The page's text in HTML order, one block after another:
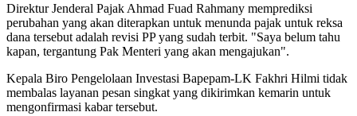
Direktur Jenderal Pajak Ahmad Fuad Rahmany memprediksi
perubahan yang akan diterapkan untuk menunda pajak untuk reksa
dana tersebut adalah revisi PP yang sudah terbit. "Saya belum tahu
kapan, tergantung Pak Menteri yang akan mengajukan".
Kepala Biro Pengelolaan Investasi Bapepam-LK Fakhri Hilmi tidak
membalas layanan pesan singkat yang dikirimkan kemarin untuk
mengonfirmasi kabar tersebut.